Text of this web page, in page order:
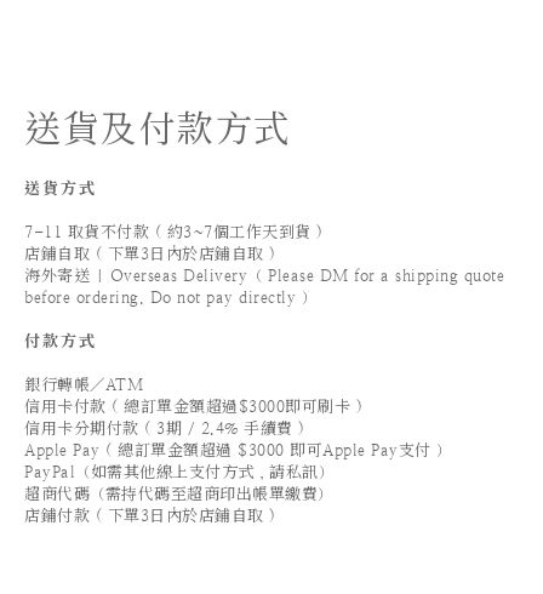
送貨及付款方式
送貨方式
7-11 取貨不付款 ( 約3~7個工作天到貨 )
店鋪自取 ( 下單3日內於店鋪自取 )
海外寄送 | Overseas Delivery（ Please DM for a shipping quote
before ordering. Do not pay directly ）
付款方式
銀行轉帳／ATM
信用卡付款 ( 總訂單金額超過$3000即可刷卡 )
信用卡分期付款 ( 3期 / 2.4% 手續費 )
Apple Pay ( 總訂單金額超過 $3000 即可Apple Pay支付 ）
PayPal（如需其他線上支付方式，請私訊）
超商代碼（需持代碼至超商印出帳單繳費）
店鋪付款 ( 下單3日內於店鋪自取 )